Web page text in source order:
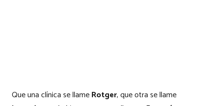
Que una clínica se llameRotger, que otra se llame